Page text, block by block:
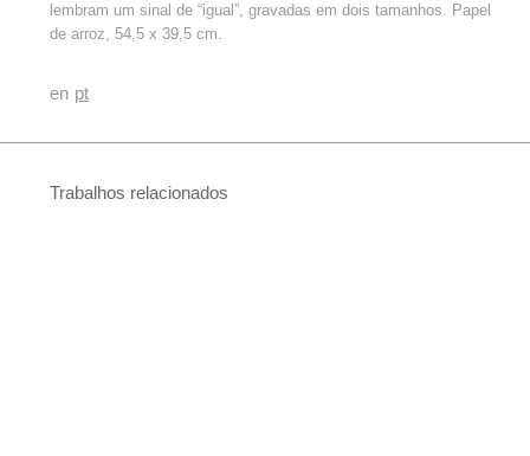
lembram um sinal de “igual”, gravadas em dois tamanhos. Papel
de arroz, 54,5 x 39,5 cm.
en pt
Trabalhos relacionados